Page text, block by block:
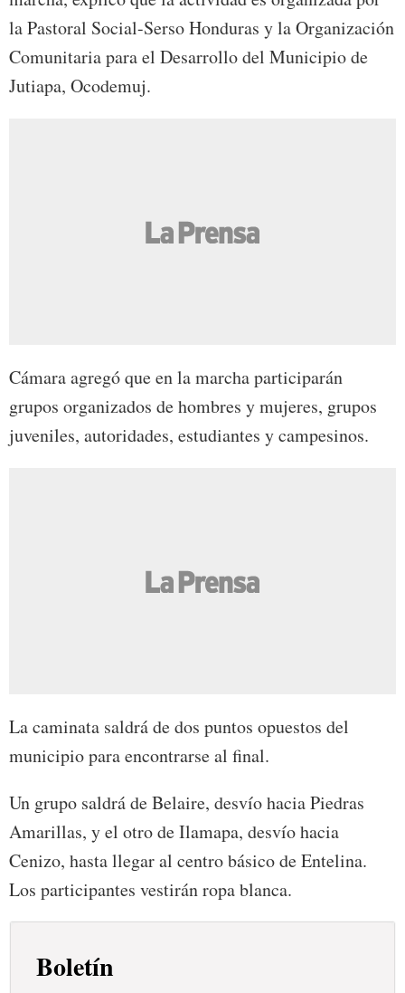
la Pastoral Social-Serso Honduras y la Organización
Comunitaria para el Desarrollo del Municipio de
Jutiapa, Ocodemuj.
Cámara agregó que en la marcha participarán
grupos organizados de hombres y mujeres, grupos
juveniles, autoridades, estudiantes y campesinos.
La caminata saldrá de dos puntos opuestos del
municipio para encontrarse al final.
Un grupo saldrá de Belaire, desvío hacia Piedras
Amarillas, y el otro de Ilamapa, desvío hacia
Cenizo, hasta llegar al centro básico de Entelina.
Los participantes vestirán ropa blanca.
Boletín